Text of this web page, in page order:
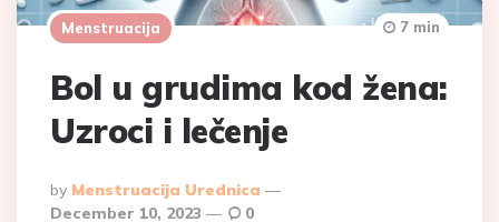
Menstruacija
Bol u grudima kod žena:
Uzroci i lečenje
Posted
By
By Menstruacija Urednica
December 10, 2023
7 min
0